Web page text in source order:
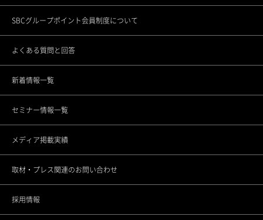
池袋院
銀座院
東銀座院
銀座ANNEX院
上野院
町田院
立川院
医療機関としてのこだわり
スタッフの思い
スポーツ応援活動
CSRの取り組み
調査データアーカイブ
未成年者さまのご契約について
各種セミナーの開催
SBCグループポイント会員制度について
よくある質問と回答
新着情報一覧
セミナー情報一覧
メディア掲載実績
取材・プレス関連のお問い合わせ
採用情報